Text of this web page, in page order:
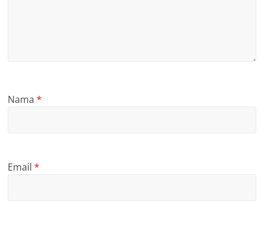
Nama*
Email*